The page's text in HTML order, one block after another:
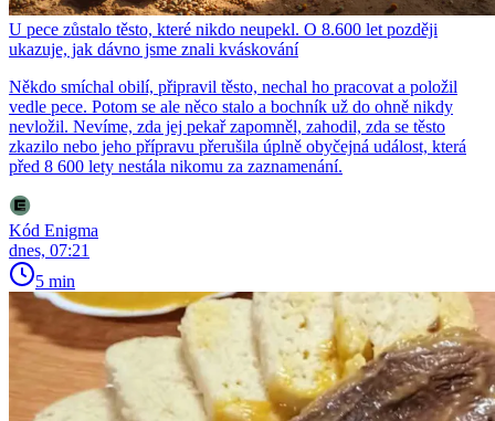
U pece zůstalo těsto, které nikdo neupekl. O 8.600 let později
ukazuje, jak dávno jsme znali kváskování
Někdo smíchal obilí, připravil těsto, nechal ho pracovat a položil
vedle pece. Potom se ale něco stalo a bochník už do ohně nikdy
nevložil. Nevíme, zda jej pekař zapomněl, zahodil, zda se těsto
zkazilo nebo jeho přípravu přerušila úplně obyčejná událost, která
před 8 600 lety nestála nikomu za zaznamenání.
Kód Enigma
dnes, 07:21
5 min